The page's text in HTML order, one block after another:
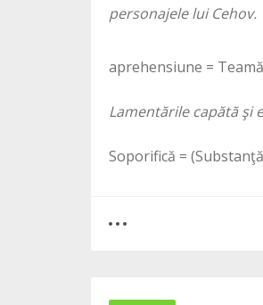
personajele lui Cehov.
aprehensiune =
Lamentările capătă şi
Soporifică =